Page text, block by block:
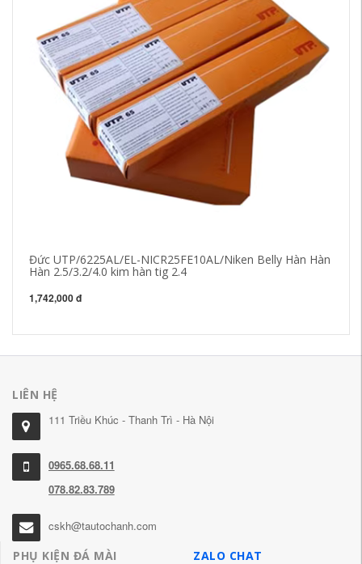
Đức UTP/6225AL/EL-NICR25FE10AL/Niken Belly Hàn Hàn
Hàn 2.5/3.2/4.0 kim hàn tig 2.4
1,742,000 đ
LIÊN HỆ
111 Triều Khúc - Thanh Trì - Hà Nội
0965.68.68.11
078.82.83.789
cskh@tautochanh.com
PHỤ KIỆN ĐÁ MÀI
ZALO CHAT